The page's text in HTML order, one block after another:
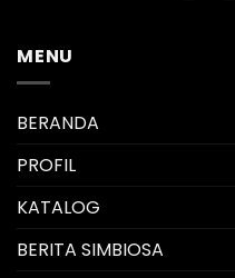
MENU
BERANDA
PROFIL
KATALOG
BERITA SIMBIOSA